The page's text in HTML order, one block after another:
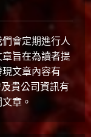
生物學
主子冷漠的真
0
會定期進行人
旨在為讀者提
文章內容有
貴公司資訊有
章。